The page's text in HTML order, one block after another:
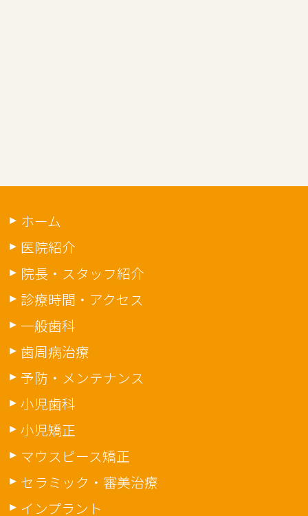
ホーム
医院紹介
院長・スタッフ紹介
診療時間・アクセス
一般歯科
歯周病治療
予防・メンテナンス
小児歯科
小児矯正
マウスピース矯正
セラミック・審美治療
インプラント